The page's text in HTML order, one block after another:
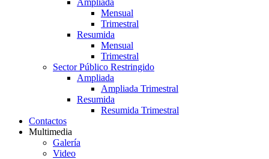
Ampliada
Mensual
Trimestral
Resumida
Mensual
Trimestral
Sector Público Restringido
Ampliada
Ampliada Trimestral
Resumida
Resumida Trimestral
Contactos
Multimedia
Galería
Video